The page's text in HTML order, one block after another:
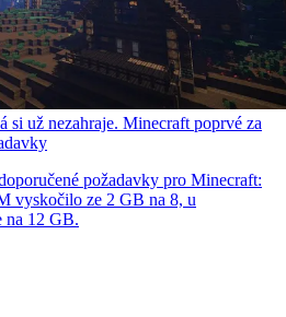
si už nezahraje. Minecraft poprvé za
požadavky pro Minecraft:
vyskočilo ze 2 GB na 8, u
na 12 GB.